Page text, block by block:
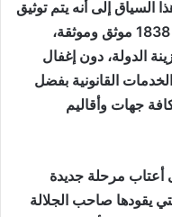
السياق إلى أنه يتم توثيق
أكثر من 425 ألف عقد سنويا من قبل 1838 موثق وموثقة،
مليارات لخزينة الدولة، دون إغفال
القانونية بفضل
جهات وأقاليم
أعتاب مرحلة جديدة
يقودها صاحب الجلالة